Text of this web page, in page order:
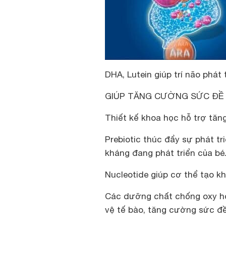
DHA, Lutein giúp trí não
GIÚP TĂNG CƯỜNG SỨC ĐỀ
Thiết kế khoa học hỗ trợ
Prebiotic thúc đẩy sự phát
kháng đang phát triển của bé.
Nucleotide giúp cơ thể tạo
Các dưỡng chất chống oxy
vệ tế bào, tăng cường sức